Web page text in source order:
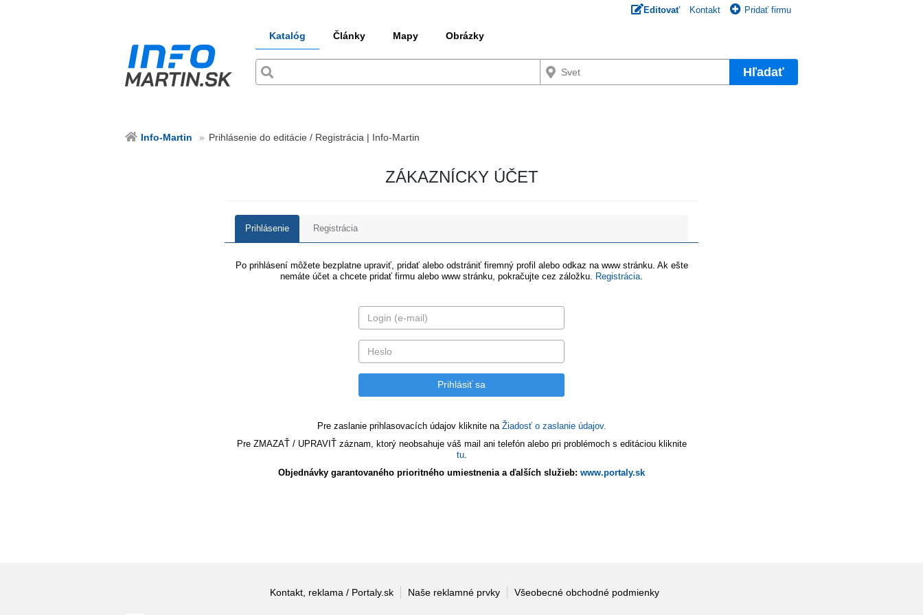
Editovať Kontakt Pridať firmu
Katalóg Články Mapy Obrázky
Hľadať
Info-Martin Prihlásenie do editácie / Registrácia | Info-Martin
ZÁKAZNÍCKY ÚČET
Prihlásenie Registrácia
Po prihlásení môžete bezplatne upraviť, pridať alebo odstrániť firemný profil alebo odkaz na www stránku. Ak ešte
nemáte účet a chcete pridať firmu alebo www stránku, pokračujte cez záložku.
Registrácia
Pre zaslanie prihlasovacích údajov kliknite na Žiadosť o zaslanie údajov.
Pre ZMAZAŤ / UPRAVIŤ záznam, ktorý neobsahuje váš mail ani telefón alebo pri problémoch s editáciou kliknite
tu.
Objednávky garantovaného prioritného umiestnenia a ďalších služieb: www.portaly.sk
Kontakt, reklama / Portaly.sk Naše reklamné prvky Všeobecné obchodné podmienky